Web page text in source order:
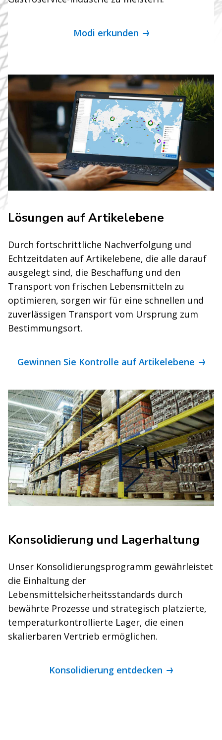
Modi erkunden
Lösungen auf Artikelebene
Durch fortschrittliche Nachverfolgung und
Echtzeitdaten auf Artikelebene, die alle darauf
ausgelegt sind, die Beschaffung und den
Transport von frischen Lebensmitteln zu
optimieren, sorgen wir für eine schnellen und
zuverlässigen Transport vom Ursprung zum
Bestimmungsort.
Gewinnen Sie Kontrolle auf Artikelebene
Konsolidierung und Lagerhaltung
Unser Konsolidierungsprogramm gewährleistet
die Einhaltung der
Lebensmittelsicherheitsstandards durch
bewährte Prozesse und strategisch platzierte,
temperaturkontrollierte Lager, die einen
skalierbaren Vertrieb ermöglichen.
Konsolidierung entdecken